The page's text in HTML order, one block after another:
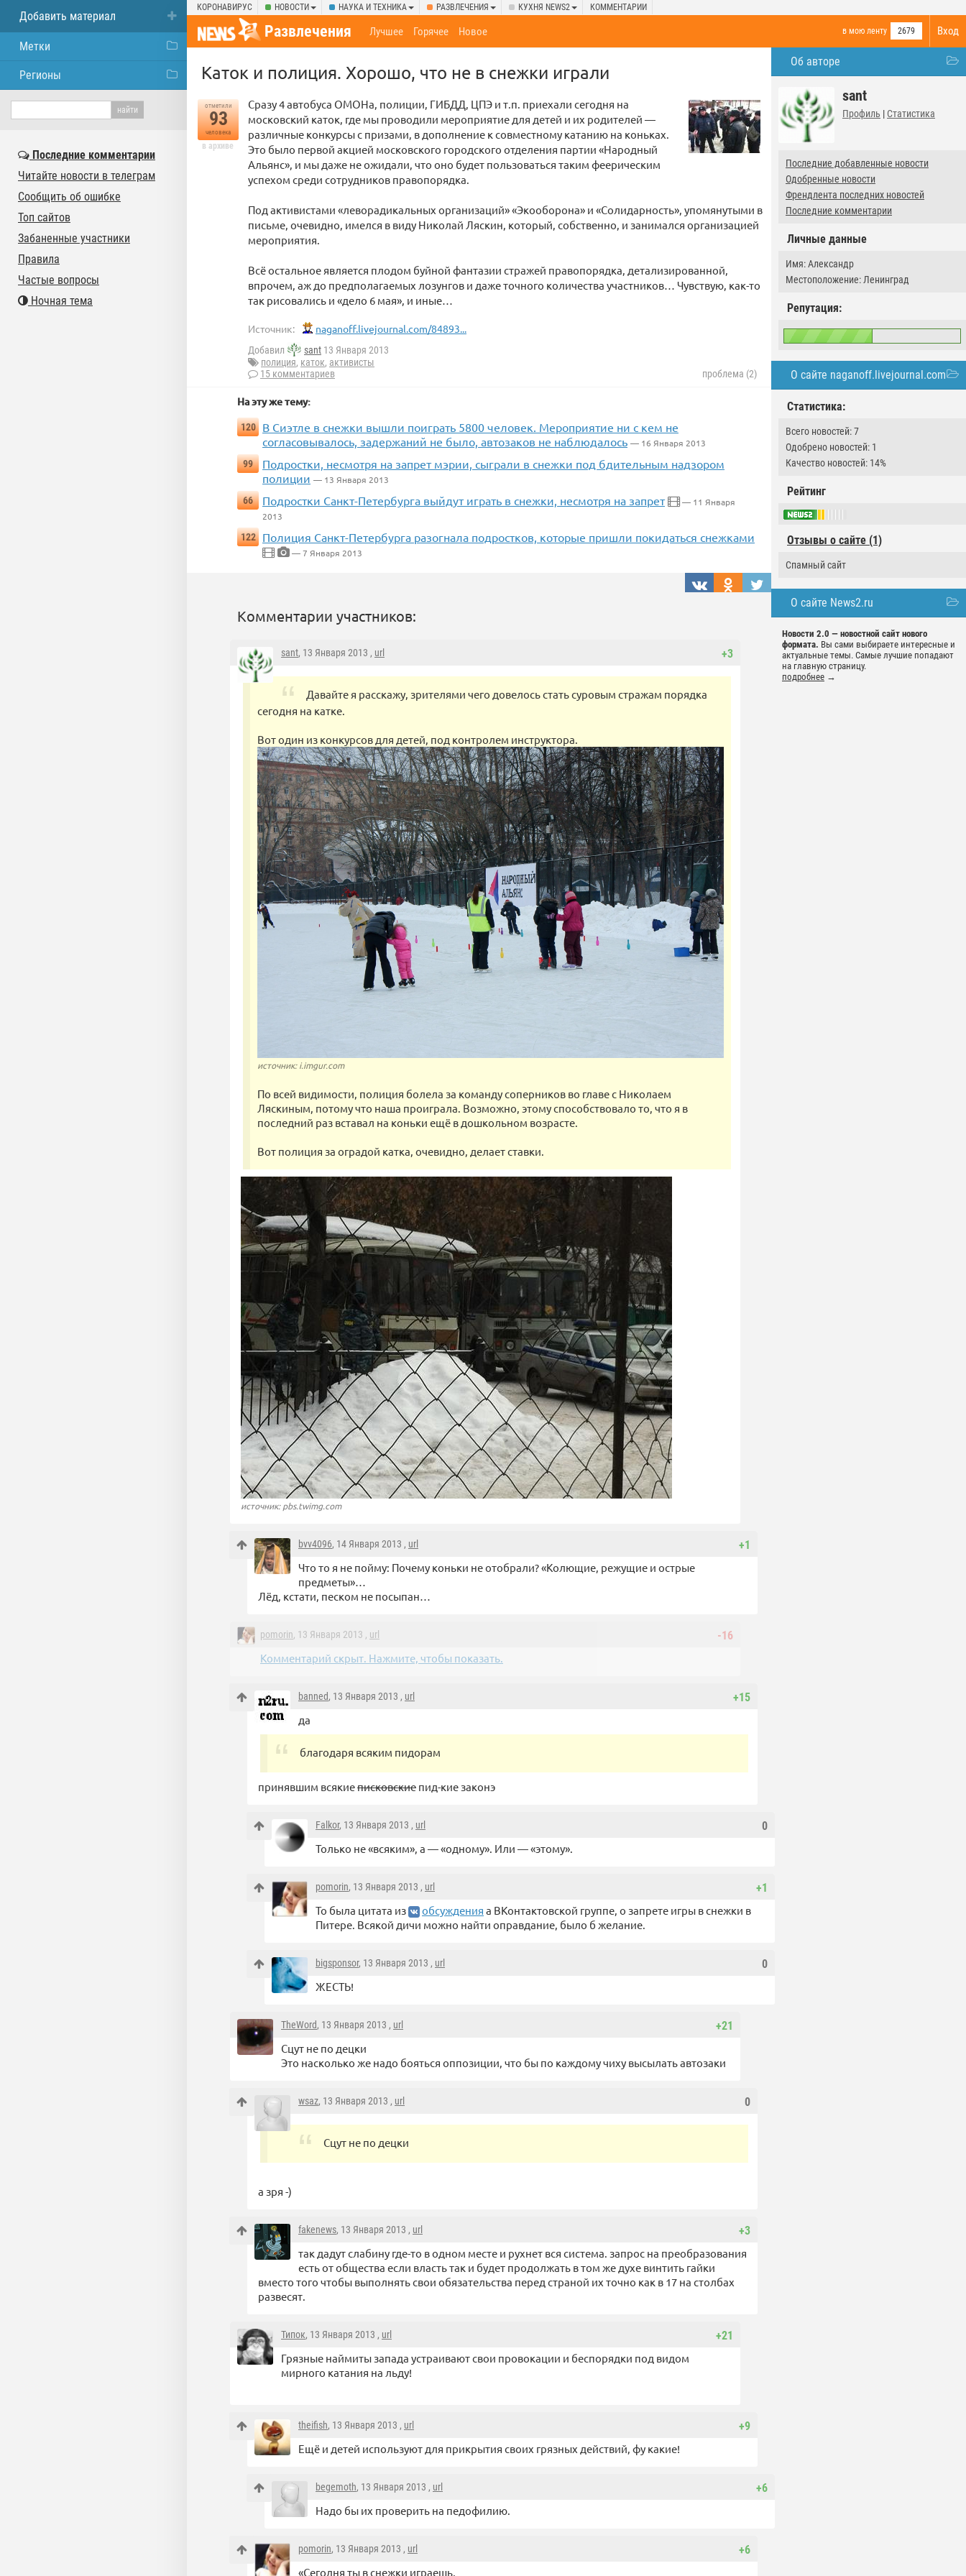
КОРОНАВИРУС НОВОСТИ НАУКА И ТЕХНИКА РАЗВЛЕЧЕНИЯ КУХНЯ NEWS2 КОММЕНТАРИИ
Вход
Развлечения в мою ленту 2679
Лучшее Горячее Новое
Об авторе
sant
Профиль | Статистика
Последние добавленные новости
Одобренные новости
Френдлента последних новостей
Последние комментарии
Личные данные
Имя: Александр
Местоположение: Ленинград
Репутация:
О сайте naganoff.livejournal.com
Статистика:
Всего новостей: 7
Одобрено новостей: 1
Качество новостей: 14%
Рейтинг
Отзывы о сайте (1)
Спамный сайт
О сайте News2.ru
Новости 2.0 — новостной сайт нового
формата. Вы сами выбираете интересные и
актуальные темы. Самые лучшие попадают
на главную страницу.
подробнее →
Каток и полиция. Хорошо, что не в снежки играли
отметили
93
человека
в архиве
Сразу 4 автобуса ОМОНа, полиции, ГИБДД, ЦПЭ и т.п. приехали сегодня на
московский каток, где мы проводили мероприятие для детей и их родителей —
различные конкурсы с призами, в дополнение к совместному катанию на коньках.
Это было первой акцией московского городского отделения партии «Народный
Альянс», и мы даже не ожидали, что оно будет пользоваться таким феерическим
успехом среди сотрудников правопорядка.
Под активистами «леворадикальных организаций» «Экооборона» и «Солидарность», упомянутыми в
письме, очевидно, имелся в виду Николай Ляскин, который, собственно, и занимался организацией
мероприятия.
Всё остальное является плодом буйной фантазии стражей правопорядка, детализированной,
впрочем, аж до предполагаемых лозунгов и даже точного количества участников… Чувствую, как-то
так рисовались и «дело 6 мая», и иные…
Источник: naganoff.livejournal.com/84893...
Добавил sant 13 Января 2013
полиция, каток, активисты
15 комментариев
проблема (2)
На эту же тему:
120
В Сиэтле в снежки вышли поиграть 5800 человек. Мероприятие ни с кем не
согласовывалось, задержаний не было, автозаков не наблюдалось — 16 Января 2013
99
Подростки, несмотря на запрет мэрии, сыграли в снежки под бдительным надзором
полиции — 13 Января 2013
66
Подростки Санкт-Петербурга выйдут играть в снежки, несмотря на запрет
— 11 Января
2013
122
Полиция Санкт-Петербурга разогнала подростков, которые пришли покидаться снежками
— 7 Января 2013
Комментарии участников:
+3
sant, 13 Января 2013 , url
Давайте я расскажу, зрителями чего довелось стать суровым стражам порядка
сегодня на катке.
Вот один из конкурсов для детей, под контролем инструктора.
источник: i.imgur.com
По всей видимости, полиция болела за команду соперников во главе с Николаем
Ляскиным, потому что наша проиграла. Возможно, этому способствовало то, что я в
последний раз вставал на коньки ещё в дошкольном возрасте.
Вот полиция за оградой катка, очевидно, делает ставки.
источник: pbs.twimg.com
+1
bvv4096, 14 Января 2013 , url
Что то я не пойму: Почему коньки не отобрали? «Колющие, режущие и острые
предметы»…
Лёд, кстати, песком не посыпан…
-16
pomorin, 13 Января 2013 , url
Комментарий скрыт. Нажмите, чтобы показать.
+15
banned, 13 Января 2013 , url
да
благодаря всяким пидорам
принявшим всякиеписковские пид-кие законэ
0
Falkor, 13 Января 2013 , url
Только не «всяким», а — «одному». Или — «этому».
+1
pomorin, 13 Января 2013 , url
То была цитата из обсуждения а ВКонтактовской группе, о запрете игры в снежки в
Питере. Всякой дичи можно найти оправдание, было б желание.
0
bigsponsor, 13 Января 2013 , url
ЖЕСТЬ!
+21
TheWord, 13 Января 2013 , url
Сцут не по децки
Это насколько же надо бояться оппозиции, что бы по каждому чиху высылать автозаки
0
wsaz, 13 Января 2013 , url
Сцут не по децки
а зря -)
+3
fakenews, 13 Января 2013 , url
так дадут слабину где-то в одном месте и рухнет вся система. запрос на преобразования
есть от общества если власть так и будет продолжать в том же духе винтить гайки
вместо того чтобы выполнять свои обязательства перед страной их точно как в 17 на столбах
развесят.
+21
Типок, 13 Января 2013 , url
Грязные наймиты запада устраивают свои провокации и беспорядки под видом
мирного катания на льду!
+9
theifish, 13 Января 2013 , url
Ещё и детей используют для прикрытия своих грязных действий, фу какие!
+6
begemoth, 13 Января 2013 , url
Надо бы их проверить на педофилию.
+6
pomorin, 13 Января 2013 , url
«Сегодня ты в снежки играешь,
Добавить материал
Метки
Регионы
Последние комментарии
Читайте новости в телеграм
Сообщить об ошибке
Топ сайтов
Забаненные участники
Правила
Частые вопросы
Ночная тема